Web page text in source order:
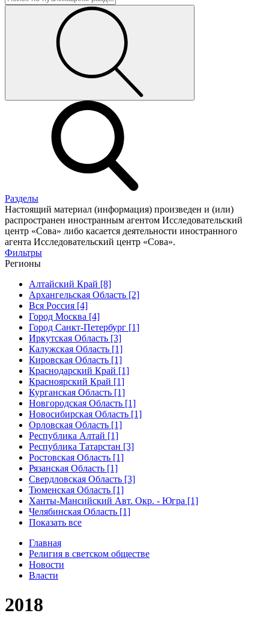
Разделы
Настоящий материал (информация) произведен и (или)
распространен иностранным агентом Исследовательский
центр «Сова» либо касается деятельности иностранного
агента Исследовательский центр «Сова».
Фильтры
Регионы
Алтайский Край [8]
Архангельская Область [2]
Вся Россия [4]
Город Москва [4]
Город Санкт-Петербург [1]
Иркутская Область [3]
Калужская Область [1]
Кировская Область [1]
Краснодарский Край [1]
Красноярский Край [1]
Курганская Область [1]
Новгородская Область [1]
Новосибирская Область [1]
Орловская Область [1]
Республика Алтай [1]
Республика Татарстан [3]
Ростовская Область [1]
Рязанская Область [1]
Свердловская Область [3]
Тюменская Область [1]
Ханты-Мансийский Авт. Окр. - Югра [1]
Челябинская Область [1]
Показать все
Главная
Религия в светском обществе
Новости
Власти
2018